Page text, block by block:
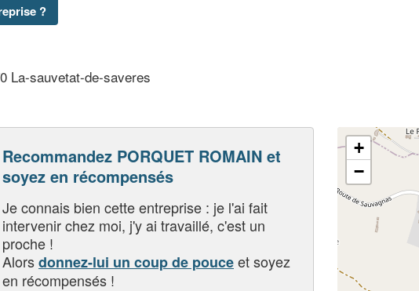
?
La-sauvetat-de-saveres
Recommandez PORQUET ROMAIN et
soyez en récompensés
Je connais bien cette entreprise : je l'ai fait
intervenir chez moi, j'y ai travaillé, c'est un
proche !
Alorsdonnez-lui un coup de pouceet soyez
en récompensés !
+
−